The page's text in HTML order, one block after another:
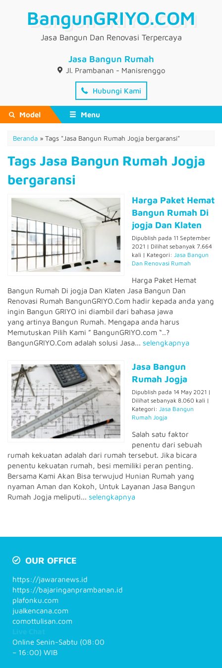
BangunGRIYO.COM
Jasa Bangun Dan Renovasi Terpercaya
Jasa Bangun Rumah
Jl. Prambanan - Manisrenggo
Hubungi Kami
Model Menu
Beranda » Tags "Jasa Bangun Rumah Jogja bergaransi"
Tags Jasa Bangun Rumah Jogja
bergaransi
Harga Paket Hemat
Bangun Rumah Di
jogja Dan Klaten
Dipublish pada 11 September
2021 | Dilihat sebanyak 7.664
kali | Kategori: Jasa Bangun
Dan Renovasi Rumah
Harga Paket Hemat
Bangun Rumah Di jogja Dan Klaten Jasa Bangun Dan
Renovasi Rumah BangunGRIYO.Com hadir kepada anda yang
ingin Bangun GRIYO ini diambil dari bahasa jawa
yang artinya Bangun Rumah. Mengapa anda harus
Memutuskan Pilih Kami ” BangunGRIYO.com “..?
BangunGRIYO.Com adalah solusi Jasa... selengkapnya
Jasa Bangun
Rumah Jogja
Dipublish pada 14 May 2021 |
Dilihat sebanyak 8.060 kali |
Kategori: Jasa Bangun
Rumah Jogja
Salah satu faktor
penentu dari sebuah
rumah kekuatan adalah dari rumah tersebut. Jika bicara
penentu kekuatan rumah, besi memiliki peran penting.
Bersama Kami Akan Bisa terwujud Hunian Rumah yang
nyaman Aman dan Kokoh, Untuk Layanan Jasa Bangun
Rumah Jogja meliputi... selengkapnya
OUR OFFICE
https://jawaranews.id
https://bajaringanprambanan.id
plafonku.com
jualkencana.com
comottulisan.com
Live Chat
Online Senin-Sabtu (08:00
– 16:00) WIB